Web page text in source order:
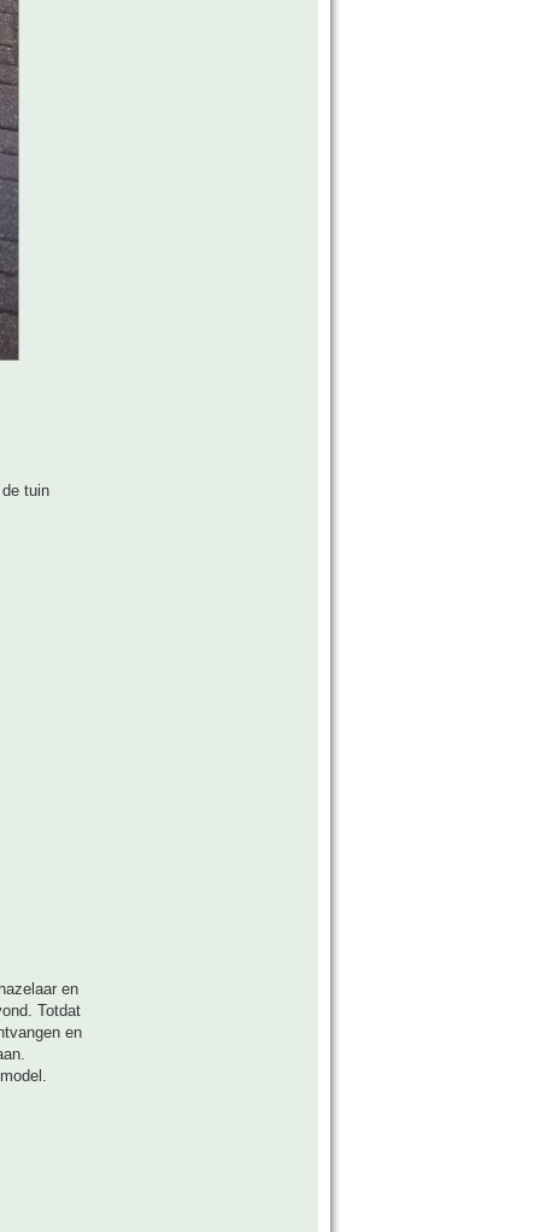
tuin
en
Totdat
en